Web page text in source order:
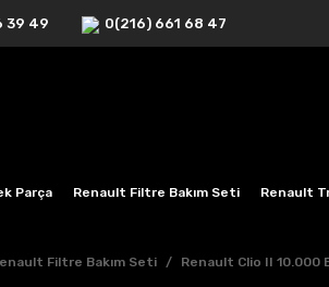
39 49 0(216) 661 68 47
Parça Renault Filtre Bakım Seti Renault
Filtre Bakım Seti Renault Clio II 10.000